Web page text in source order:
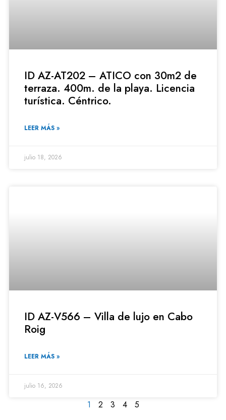
ID AZ-AT202 – ATICO con 30m2 de
terraza. 400m. de la playa. Licencia
turística. Céntrico.
LEER MÁS »
julio 18, 2026
ID AZ-V566 – Villa de lujo en Cabo
Roig
LEER MÁS »
julio 16, 2026
1 2 3 4 5